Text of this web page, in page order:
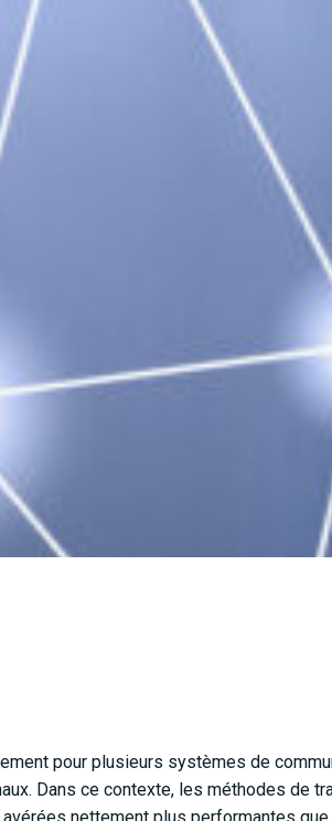
pour plusieurs systèmes de
Dans ce contexte, les méthodes de